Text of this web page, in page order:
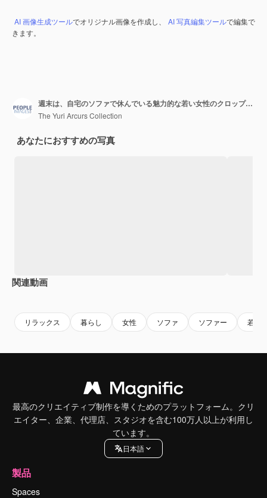
AI 画像生成ツールでオリジナル画像を作成し、 AI 写真編集ツールで編集で
きます。
週末は、自宅のソファで休んでいる魅力的な若い女性のクロップドショットを昼寝するためのものです
The Yuri Arcurs Collection
あなたにおすすめの写真
関連動画
リラックス 暮らし 女性 ソファ ソファー 若い
最高のクリエイティブ制作を導くためのプラットフォーム。クリ
エイター、企業、代理店、スタジオを含む100万人以上が利用し
ています。
日本語
製品
Spaces